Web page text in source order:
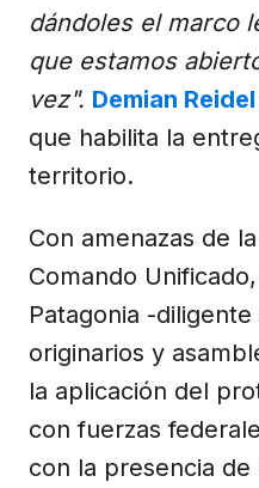
dándoles el marco
que estamos
vez". Demian Reidel
que habilita la
territorio.
Con amenazas de
Comando
Patagonia -
originarios y
la aplicación del
con fuerzas
con la presencia